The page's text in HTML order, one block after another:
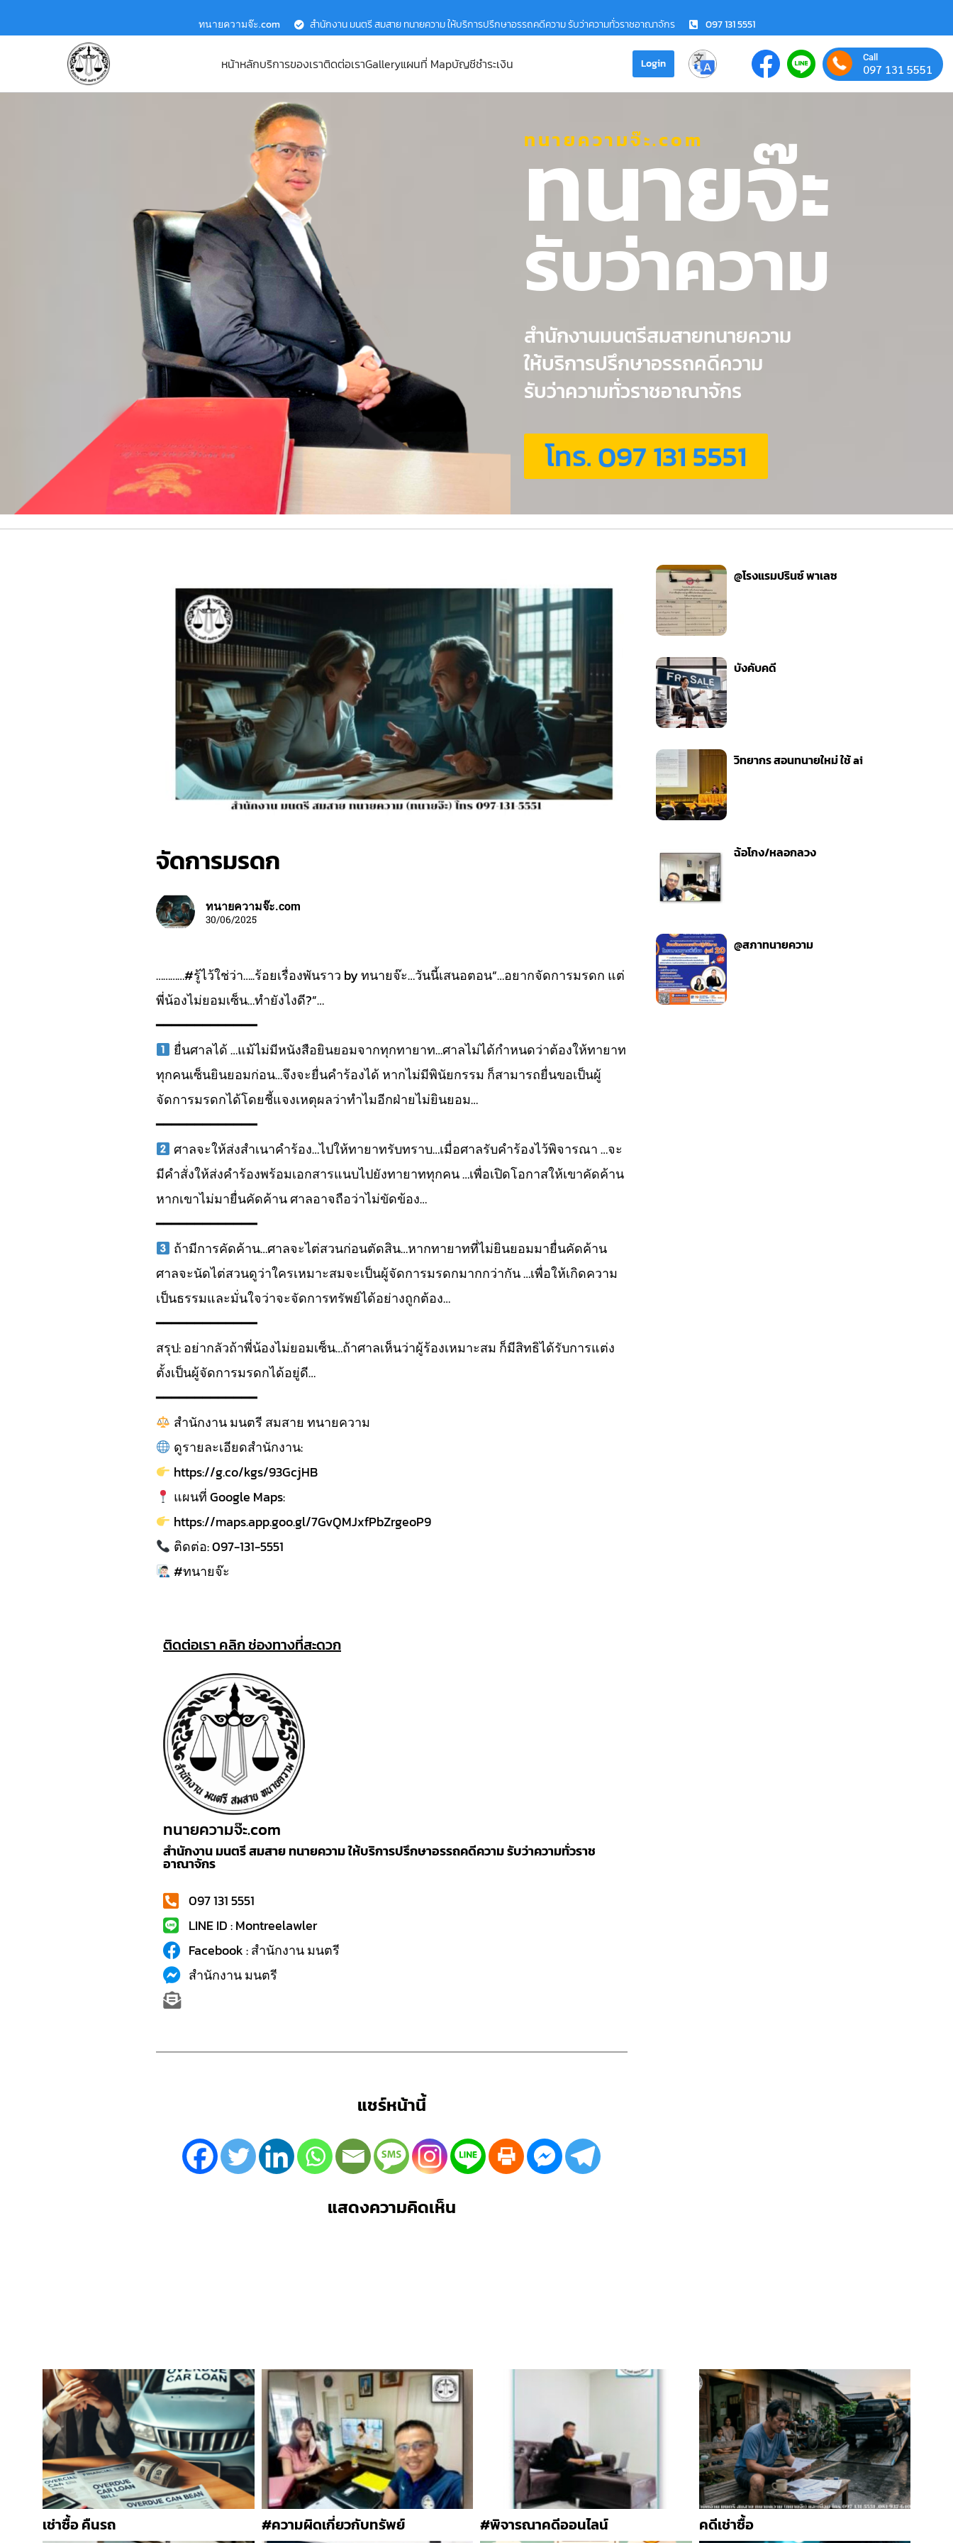
ทนายความจ๊ะ.com สำนักงาน มนตรี สมสาย ทนายความ ให้บริการปรึกษาอรรถคดีความ รับว่าความทั่วราชอาณาจักร 097 131 5551
หน้าหลักบริการของเราติดต่อเราGalleryแผนที่ Mapบัญชีชำระเงิน Login Call
097 131 5551
ทนายความจ๊ะ.com
ทนายจ๊ะ
รับว่าความ
สำนักงานมนตรีสมสายทนายความ
ให้บริการปรึกษาอรรถคดีความ
รับว่าความทั่วราชอาณาจักร
โทร. 097 131 5551
จัดการมรดก
ทนายความจ๊ะ.com
30/06/2025
…………#รู้ไว้ใช่ว่า…..ร้อยเรื่องพันราว by ทนายจ๊ะ…วันนี้เสนอตอน“…อยากจัดการมรดก แต่
พี่น้องไม่ยอมเซ็น…ทำยังไงดี?”…
━━━━━━━━━━━━━
ยื่นศาลได้ …แม้ไม่มีหนังสือยินยอมจากทุกทายาท…ศาลไม่ได้กำหนดว่าต้องให้ทายาท
ทุกคนเซ็นยินยอมก่อน…จึงจะยื่นคำร้องได้ หากไม่มีพินัยกรรม ก็สามารถยื่นขอเป็นผู้
จัดการมรดกได้โดยชี้แจงเหตุผลว่าทำไมอีกฝ่ายไม่ยินยอม…
━━━━━━━━━━━━━
ศาลจะให้ส่งสำเนาคำร้อง…ไปให้ทายาทรับทราบ…เมื่อศาลรับคำร้องไว้พิจารณา …จะ
มีคำสั่งให้ส่งคำร้องพร้อมเอกสารแนบไปยังทายาททุกคน …เพื่อเปิดโอกาสให้เขาคัดค้าน
หากเขาไม่มายื่นคัดค้าน ศาลอาจถือว่าไม่ขัดข้อง…
━━━━━━━━━━━━━
ถ้ามีการคัดค้าน…ศาลจะไต่สวนก่อนตัดสิน…หากทายาทที่ไม่ยินยอมมายื่นคัดค้าน
ศาลจะนัดไต่สวนดูว่าใครเหมาะสมจะเป็นผู้จัดการมรดกมากกว่ากัน …เพื่อให้เกิดความ
เป็นธรรมและมั่นใจว่าจะจัดการทรัพย์ได้อย่างถูกต้อง…
━━━━━━━━━━━━━
สรุป: อย่ากลัวถ้าพี่น้องไม่ยอมเซ็น…ถ้าศาลเห็นว่าผู้ร้องเหมาะสม ก็มีสิทธิได้รับการแต่ง
ตั้งเป็นผู้จัดการมรดกได้อยู่ดี…
━━━━━━━━━━━━━
สำนักงาน มนตรี สมสาย ทนายความ
ดูรายละเอียดสำนักงาน:
https://g.co/kgs/93GcjHB
แผนที่ Google Maps:
https://maps.app.goo.gl/7GvQMJxfPbZrgeoP9
ติดต่อ: 097-131-5551
#ทนายจ๊ะ
ติดต่อเรา คลิก ช่องทางที่สะดวก
ทนายความจ๊ะ.com
สำนักงาน มนตรี สมสาย ทนายความ ให้บริการปรึกษาอรรถคดีความ รับว่าความทั่วราช
อาณาจักร
097 131 5551
LINE ID : Montreelawler
Facebook : สำนักงาน มนตรี
สำนักงาน มนตรี
แชร์หน้านี้
แสดงความคิดเห็น
@โรงแรมปรินซ์ พาเลซ
บังคับคดี
วิทยากร สอนทนายใหม่ ใช้ ai
ฉ้อโกง/หลอกลวง
@สภาทนายความ
เช่าซื้อ คืนรถ #ความผิดเกี่ยวกับทรัพย์ #พิจารณาคดีออนไลน์ คดีเช่าซื้อ